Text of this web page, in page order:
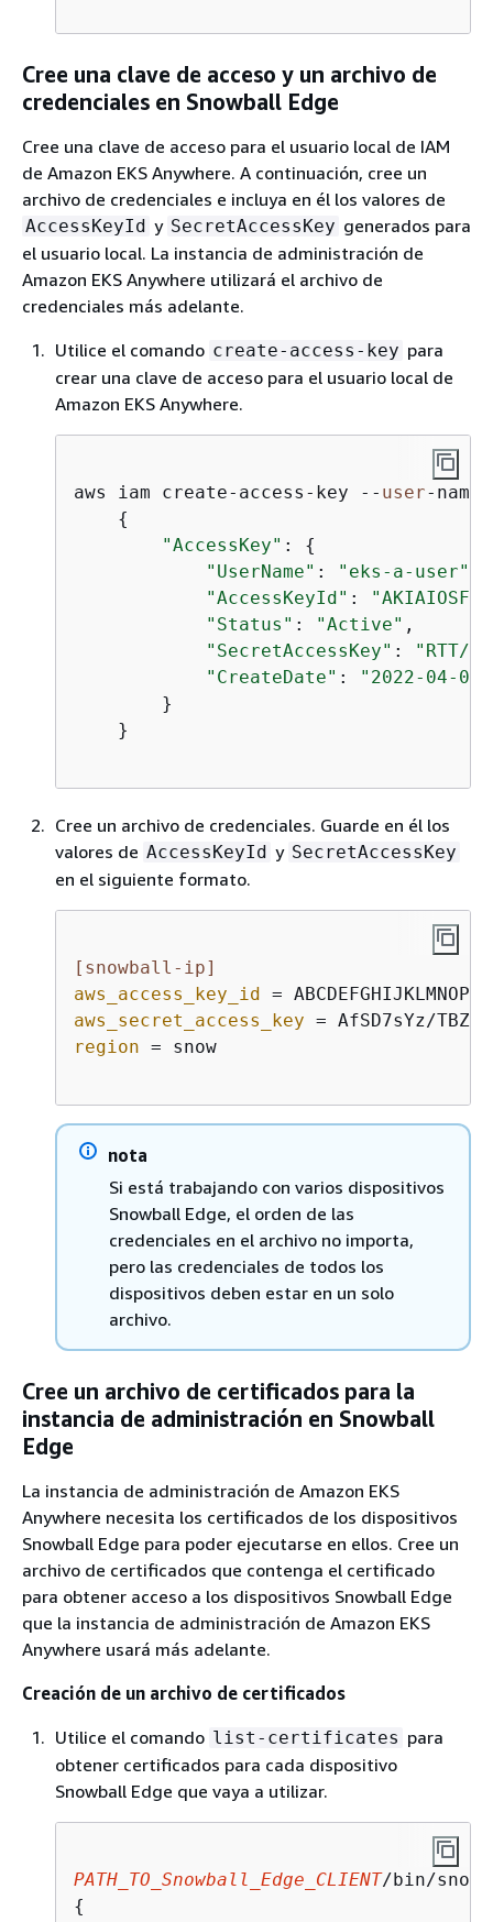
Cree una clave de acceso y un archivo de
credenciales en Snowball Edge
Cree una clave de acceso para el usuario local de IAM
de Amazon EKS Anywhere. A continuación, cree un
archivo de credenciales e incluya en él los valores de
AccessKeyId y SecretAccessKey generados para
el usuario local. La instancia de administración de
Amazon EKS Anywhere utilizará el archivo de
credenciales más adelante.
Utilice el comando create-access-key para
crear una clave de acceso para el usuario local de
Amazon EKS Anywhere.
aws iam create-access-key -- user-name
{
"AccessKey" : {
"UserName" : "eks-a-user"
"AccessKeyId" :
"Status" : "Active" ,
"SecretAccessKey" :
"RTT/
"CreateDate" :
"2022-04-
        }
    }
Cree un archivo de credenciales. Guarde en él los
valores de AccessKeyId y SecretAccessKey
en el siguiente formato.
[snowball-ip]
aws_access_key_id
aws_secret_access_key
region = snow
nota
Si está trabajando con varios dispositivos
Snowball Edge, el orden de las
credenciales en el archivo no importa,
pero las credenciales de todos los
dispositivos deben estar en un solo
archivo.
Cree un archivo de certificados para la
instancia de administración en Snowball
Edge
La instancia de administración de Amazon EKS
Anywhere necesita los certificados de los dispositivos
Snowball Edge para poder ejecutarse en ellos. Cree un
archivo de certificados que contenga el certificado
para obtener acceso a los dispositivos Snowball Edge
que la instancia de administración de Amazon EKS
Anywhere usará más adelante.
Creación de un archivo de certificados
Utilice el comando list-certificates para
obtener certificados para cada dispositivo
Snowball Edge que vaya a utilizar.
PATH_TO_Snowball_Edge_CLIENT/bin/
{